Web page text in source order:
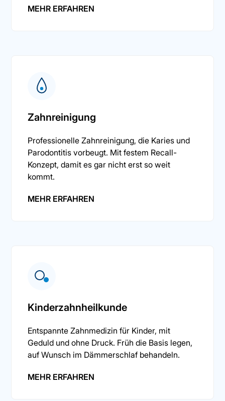
MEHR ERFAHREN
Zahnreinigung
Professionelle Zahnreinigung, die Karies und
Parodontitis vorbeugt. Mit festem Recall-
Konzept, damit es gar nicht erst so weit
kommt.
MEHR ERFAHREN
Kinderzahnheilkunde
Entspannte Zahnmedizin für Kinder, mit
Geduld und ohne Druck. Früh die Basis legen,
auf Wunsch im Dämmerschlaf behandeln.
MEHR ERFAHREN